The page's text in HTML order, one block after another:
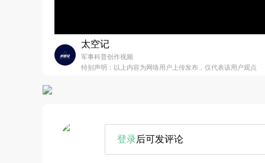
太空记
军事科普创作视频
特别声明：以上内容为网络用户上传发布，仅代表该用户观点
登录后可发评论